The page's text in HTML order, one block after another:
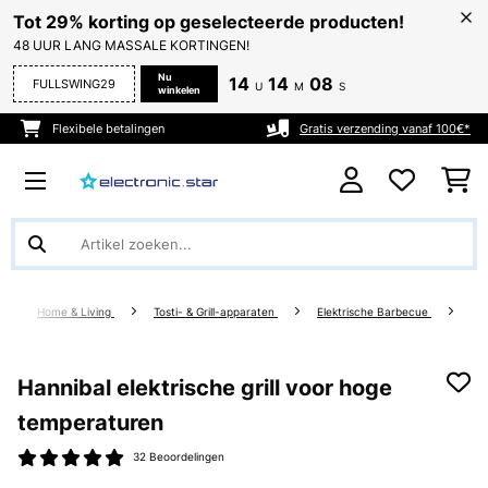
Tot 29% korting op geselecteerde producten!
48 UUR LANG MASSALE KORTINGEN!
FULLSWING29
Nu
winkelen
14 U 14 M 08 S
Flexibele betalingen Gratis verzending vanaf 100€*
Home & Living Tosti- & Grill-apparaten Elektrische Barbecue
Hannibal elektrische grill voor hoge
temperaturen
32 Beoordelingen